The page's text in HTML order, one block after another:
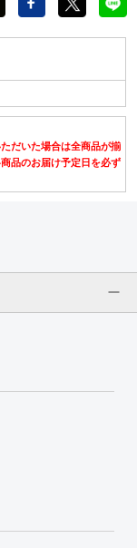
だいた場合は全商品が揃
品のお届け予定日を必ず